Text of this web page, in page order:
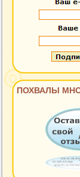
ПОХВАЛЫ